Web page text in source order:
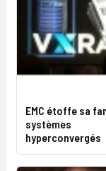
EMC étoffe sa
systèmes
hyperconvergés